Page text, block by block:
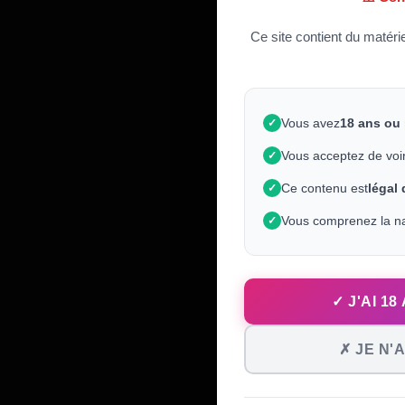
Ce site contient du
✓ Vous avez18 ans ou
✓ Vous acceptez de
✓ Ce contenu estlégal
✓ Vous comprenez la
✓ J'AI 18
✗ JE